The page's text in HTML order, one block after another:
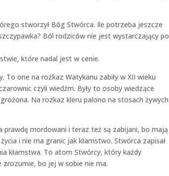
stworzył Bóg Stwórca. Ile potrzeba jeszcze
Ból rodziców nie jest wystarczający po
które nadal jest w cenie.
one na rozkaz Watykanu zabiły w XII wieku
czyli wiedźm. Były to osoby wiedzące
Na rozkaz kleru palono na stosach żywych
prawdę mordowani i teraz też są zabijani, bo mają
i nie ma granic jak kłamstwo. Stwórca zapisał
kłamstwa. To atom Stwórcy, który każdy
zrozumie, bo jej w sobie nie ma.